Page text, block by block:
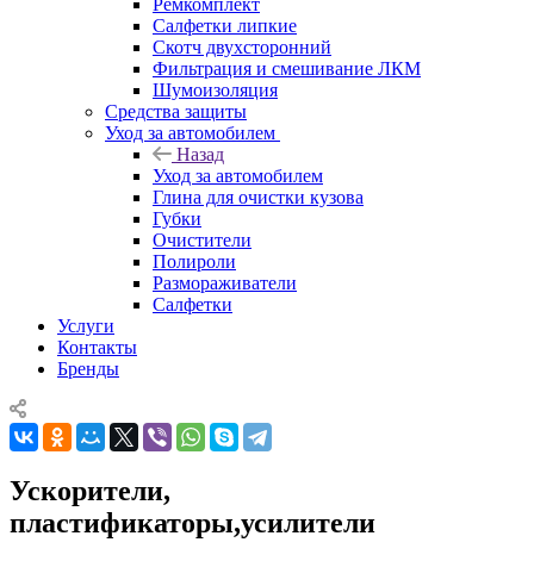
Ремкомплект
Салфетки липкие
Скотч двухсторонний
Фильтрация и смешивание ЛКМ
Шумоизоляция
Средства защиты
Уход за автомобилем
Назад
Уход за автомобилем
Глина для очистки кузова
Губки
Очистители
Полироли
Размораживатели
Салфетки
Услуги
Контакты
Бренды
Ускорители,
пластификаторы,усилители